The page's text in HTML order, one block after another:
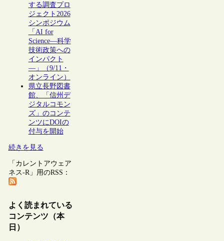
する調査プロ
ジェクト2026
シンポジウム
「AI for
Science―科学
技術政策への
インパクト
―」（9/11・
オンライン）
県立長野図書
館、「信州デ
ジタルコモン
ズ」のコンテ
ンツにDOIの
付与を開始
続きを見る
「カレントアウェア
ネス-R」用のRSS：
よく読まれている
コンテンツ（本
日）